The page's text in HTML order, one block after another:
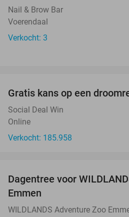
Nail & Brow Bar
Voerendaal
Verkocht: 3
Gratis kans op een
Social Deal Win
Online
Verkocht: 185.958
Dagentree voor
Emmen
WILDLANDS Adventure Zoo